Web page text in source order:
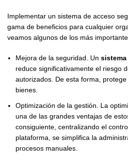
Implementar un sistema de acceso
gama de beneficios para cualquier
veamos algunos de los más
Mejora de la seguridad. Un
reduce significativamente el riesgo
autorizados. De esta forma,
bienes.
Optimización de la gestión. La
una de las grandes ventajas de
consiguiente, centralizando el
plataforma, se simplifica la
procesos manuales.